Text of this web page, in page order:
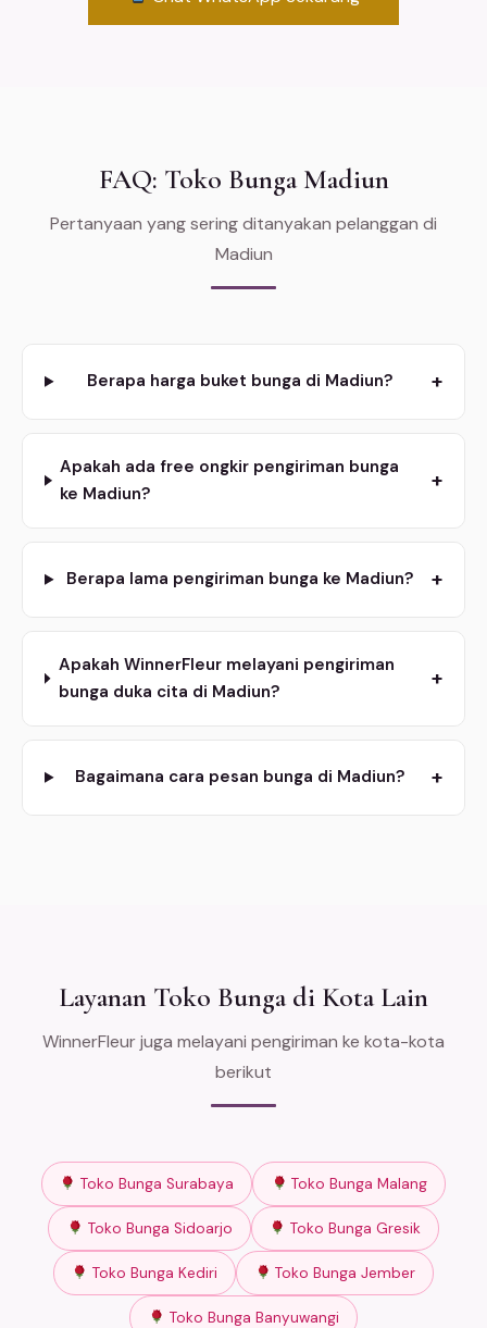
FAQ: Toko Bunga Madiun
Pertanyaan yang sering ditanyakan pelanggan di
Madiun
Berapa harga buket bunga di Madiun? +
Apakah ada free ongkir pengiriman bunga
ke Madiun?
+
Berapa lama pengiriman bunga ke Madiun? +
Apakah WinnerFleur melayani pengiriman
bunga duka cita di Madiun?
+
Bagaimana cara pesan bunga di Madiun? +
Layanan Toko Bunga di Kota Lain
WinnerFleur juga melayani pengiriman ke kota-kota
berikut
Toko Bunga Surabaya Toko Bunga Malang
Toko Bunga Sidoarjo Toko Bunga Gresik
Toko Bunga Kediri Toko Bunga Jember
Toko Bunga Banyuwangi